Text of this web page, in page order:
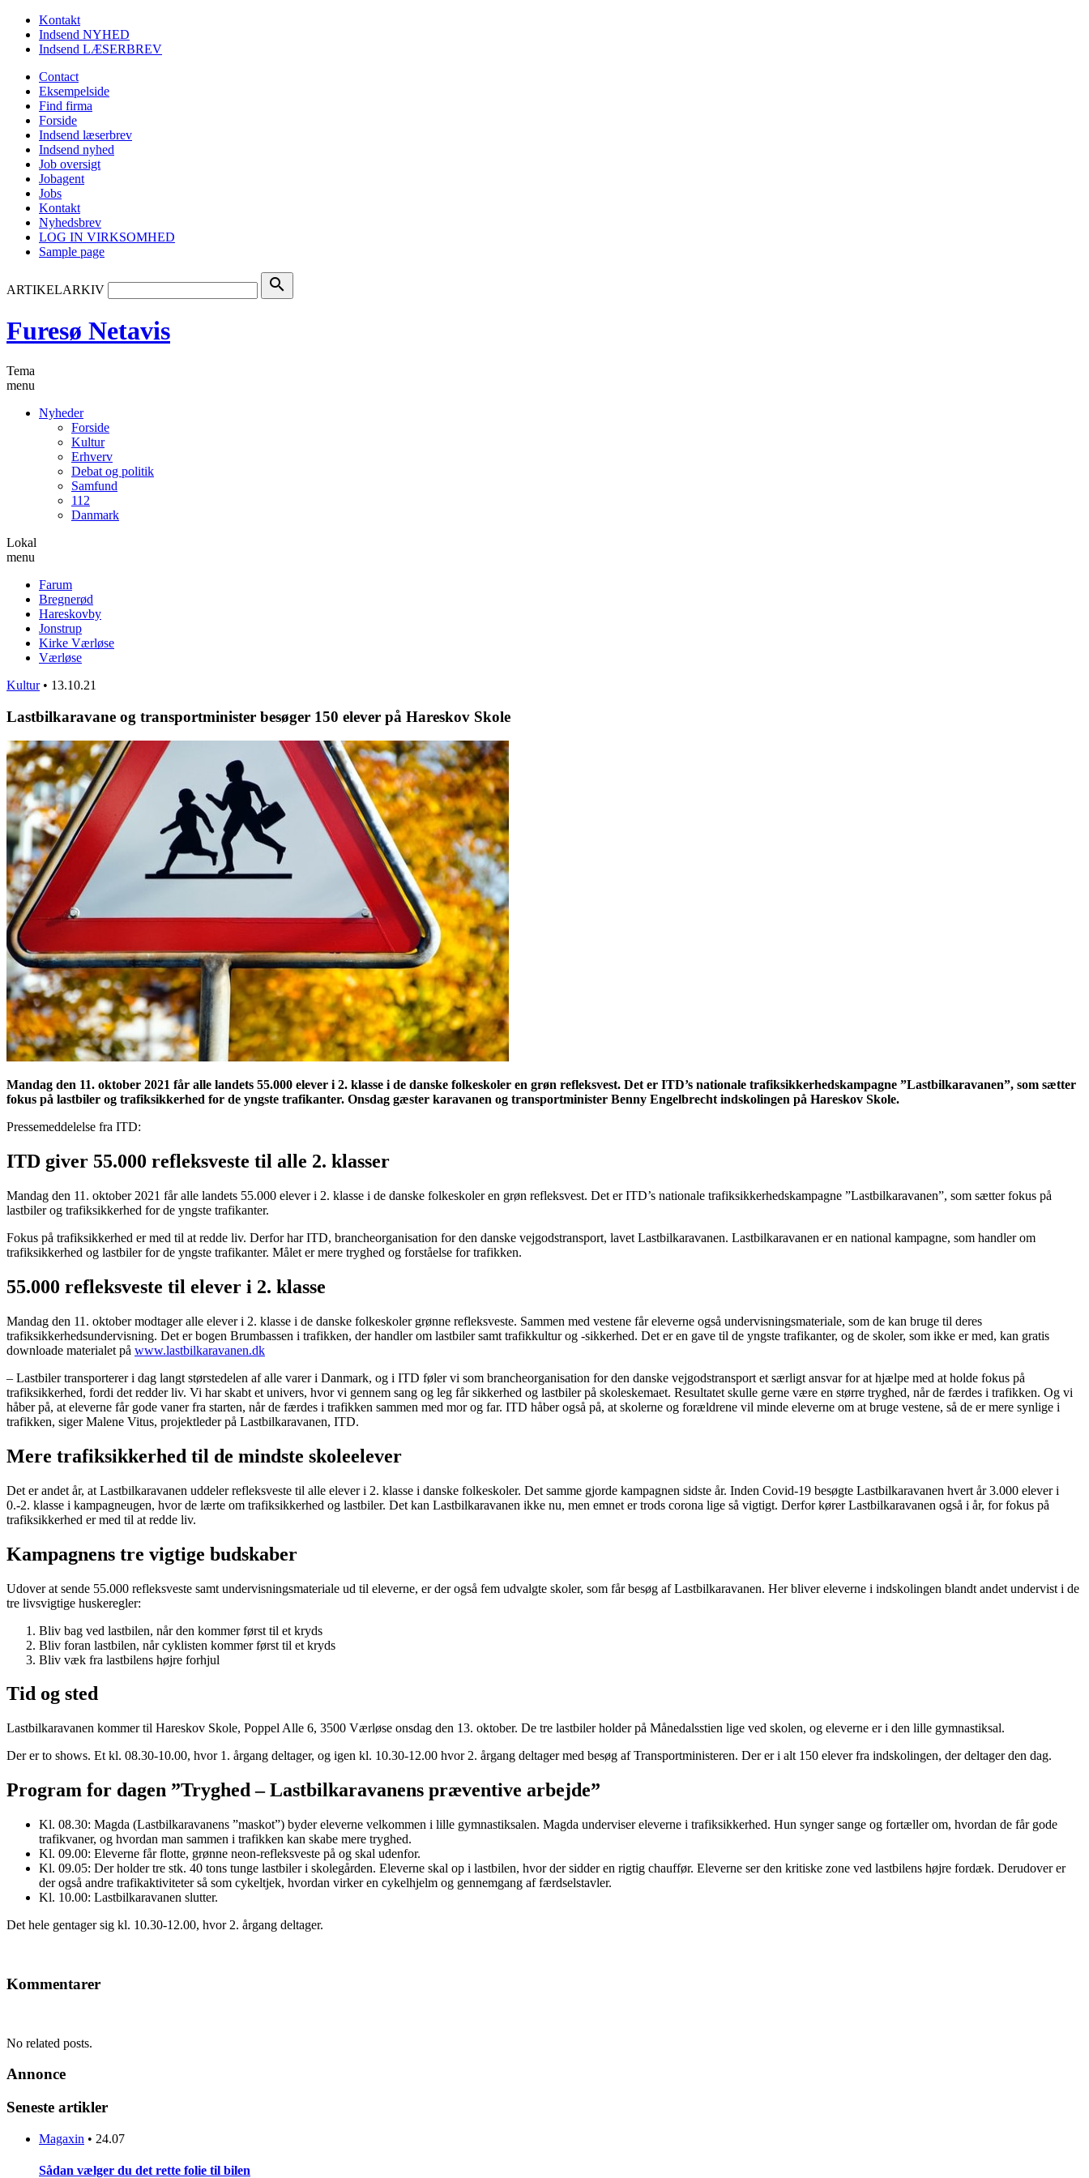
Kontakt
Indsend NYHED
Indsend LÆSERBREV
Contact
Eksempelside
Find firma
Forside
Indsend læserbrev
Indsend nyhed
Job oversigt
Jobagent
Jobs
Kontakt
Nyhedsbrev
LOG IN VIRKSOMHED
Sample page
ARTIKELARKIV search
Furesø Netavis
Tema
menu
Nyheder
Forside
Kultur
Erhverv
Debat og politik
Samfund
112
Danmark
Lokal
menu
Farum
Bregnerød
Hareskovby
Jonstrup
Kirke Værløse
Værløse
Kultur • 13.10.21
Lastbilkaravane og transportminister besøger 150 elever på Hareskov Skole
Mandag den 11. oktober 2021 får alle landets 55.000 elever i 2. klasse i de danske folkeskoler en grøn refleksvest. Det er ITD’s nationale trafiksikkerhedskampagne ”Lastbilkaravanen”, som sætter
fokus på lastbiler og trafiksikkerhed for de yngste trafikanter. Onsdag gæster karavanen og transportminister Benny Engelbrecht indskolingen på Hareskov Skole.
Pressemeddelelse fra ITD:
ITD giver 55.000 refleksveste til alle 2. klasser
Mandag den 11. oktober 2021 får alle landets 55.000 elever i 2. klasse i de danske folkeskoler en grøn refleksvest. Det er ITD’s nationale trafiksikkerhedskampagne ”Lastbilkaravanen”, som sætter fokus på
lastbiler og trafiksikkerhed for de yngste trafikanter.
Fokus på trafiksikkerhed er med til at redde liv. Derfor har ITD, brancheorganisation for den danske vejgodstransport, lavet Lastbilkaravanen. Lastbilkaravanen er en national kampagne, som handler om
trafiksikkerhed og lastbiler for de yngste trafikanter. Målet er mere tryghed og forståelse for trafikken.
55.000 refleksveste til elever i 2. klasse
Mandag den 11. oktober modtager alle elever i 2. klasse i de danske folkeskoler grønne refleksveste. Sammen med vestene får eleverne også undervisningsmateriale, som de kan bruge til deres
trafiksikkerhedsundervisning. Det er bogen Brumbassen i trafikken, der handler om lastbiler samt trafikkultur og -sikkerhed. Det er en gave til de yngste trafikanter, og de skoler, som ikke er med, kan gratis
downloade materialet på www.lastbilkaravanen.dk
– Lastbiler transporterer i dag langt størstedelen af alle varer i Danmark, og i ITD føler vi som brancheorganisation for den danske vejgodstransport et særligt ansvar for at hjælpe med at holde fokus på
trafiksikkerhed, fordi det redder liv. Vi har skabt et univers, hvor vi gennem sang og leg får sikkerhed og lastbiler på skoleskemaet. Resultatet skulle gerne være en større tryghed, når de færdes i trafikken. Og vi
håber på, at eleverne får gode vaner fra starten, når de færdes i trafikken sammen med mor og far. ITD håber også på, at skolerne og forældrene vil minde eleverne om at bruge vestene, så de er mere synlige i
trafikken, siger Malene Vitus, projektleder på Lastbilkaravanen, ITD.
Mere trafiksikkerhed til de mindste skoleelever
Det er andet år, at Lastbilkaravanen uddeler refleksveste til alle elever i 2. klasse i danske folkeskoler. Det samme gjorde kampagnen sidste år. Inden Covid-19 besøgte Lastbilkaravanen hvert år 3.000 elever i
0.-2. klasse i kampagneugen, hvor de lærte om trafiksikkerhed og lastbiler. Det kan Lastbilkaravanen ikke nu, men emnet er trods corona lige så vigtigt. Derfor kører Lastbilkaravanen også i år, for fokus på
trafiksikkerhed er med til at redde liv.
Kampagnens tre vigtige budskaber
Udover at sende 55.000 refleksveste samt undervisningsmateriale ud til eleverne, er der også fem udvalgte skoler, som får besøg af Lastbilkaravanen. Her bliver eleverne i indskolingen blandt andet undervist i de
tre livsvigtige huskeregler:
Bliv bag ved lastbilen, når den kommer først til et kryds
Bliv foran lastbilen, når cyklisten kommer først til et kryds
Bliv væk fra lastbilens højre forhjul
Tid og sted
Lastbilkaravanen kommer til Hareskov Skole, Poppel Alle 6, 3500 Værløse onsdag den 13. oktober. De tre lastbiler holder på Månedalsstien lige ved skolen, og eleverne er i den lille gymnastiksal.
Der er to shows. Et kl. 08.30-10.00, hvor 1. årgang deltager, og igen kl. 10.30-12.00 hvor 2. årgang deltager med besøg af Transportministeren. Der er i alt 150 elever fra indskolingen, der deltager den dag.
Program for dagen ”Tryghed – Lastbilkaravanens præventive arbejde”
Kl. 08.30: Magda (Lastbilkaravanens ”maskot”) byder eleverne velkommen i lille gymnastiksalen. Magda underviser eleverne i trafiksikkerhed. Hun synger sange og fortæller om, hvordan de får gode
trafikvaner, og hvordan man sammen i trafikken kan skabe mere tryghed.
Kl. 09.00: Eleverne får flotte, grønne neon-refleksveste på og skal udenfor.
Kl. 09.05: Der holder tre stk. 40 tons tunge lastbiler i skolegården. Eleverne skal op i lastbilen, hvor der sidder en rigtig chauffør. Eleverne ser den kritiske zone ved lastbilens højre fordæk. Derudover er
der også andre trafikaktiviteter så som cykeltjek, hvordan virker en cykelhjelm og gennemgang af færdselstavler.
Kl. 10.00: Lastbilkaravanen slutter.
Det hele gentager sig kl. 10.30-12.00, hvor 2. årgang deltager.
Kommentarer
No related posts.
Annonce
Seneste artikler
Magaxin • 24.07
Sådan vælger du det rette folie til bilen